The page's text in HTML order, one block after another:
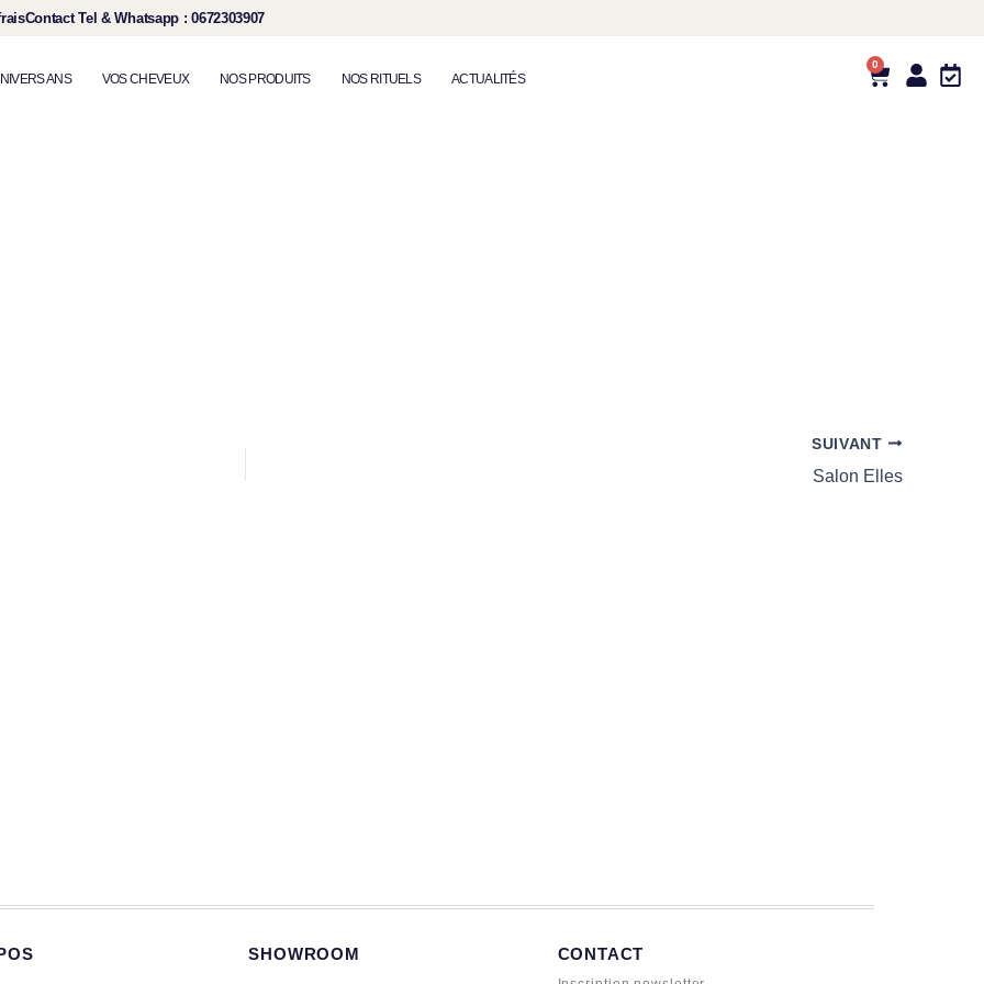
Contact Tel & Whatsapp : 0672303907​
ANS VOS CHEVEUX NOS PRODUITS NOS RITUELS ACTUALITÉS
0
Panier
SUIVANT
Salon Elles
SHOWROOM CONTACT